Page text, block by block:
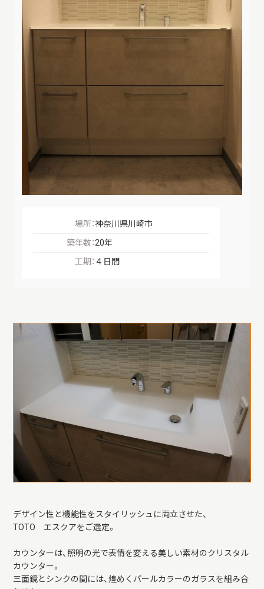
場所：神奈川県川崎市
築年数：20年
工期： ４日間
デザイン性と機能性をスタイリッシュに両立させた、
TOTO エスクアをご選定。
カウンターは、照明の光で表情を変える美しい素材のクリスタル
カウンター。
三面鏡とシンクの間には、煌めくパールカラーのガラスを組み合